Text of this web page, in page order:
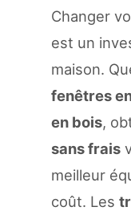
Changer
est un
maison.
fenêtres
en bois,
sans frais
meilleur
coût. Les